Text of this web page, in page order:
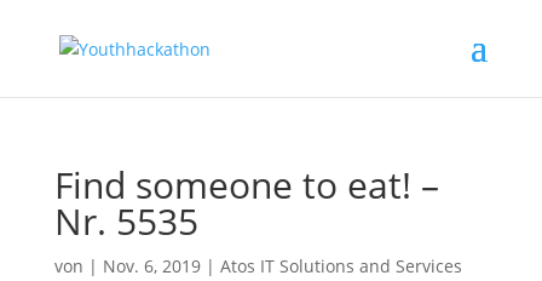
Find someone to eat! –
Nr. 5535
von | Nov. 6, 2019| Atos IT Solutions and Services